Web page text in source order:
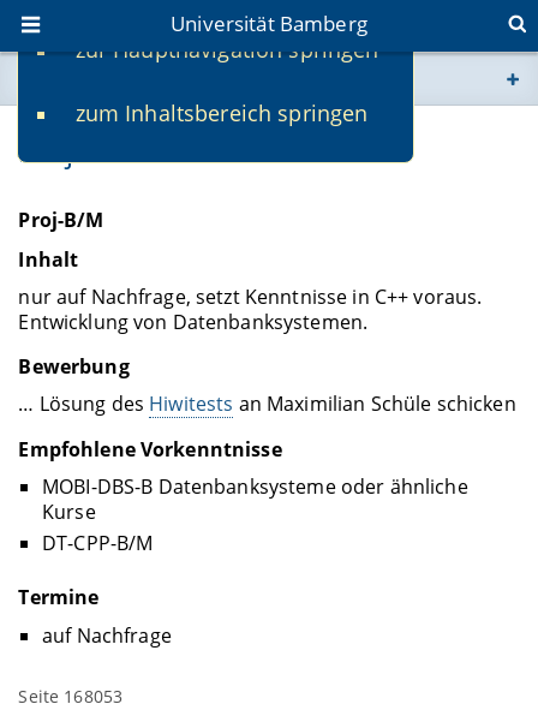
zur Hauptnavigation springen
zum Inhaltsbereich springen
Universität Bamberg
www.uni-bamberg.de
Proj-B/M
Proj-B/M
Inhalt
nur auf Nachfrage, setzt Kenntnisse in C++ voraus.
Entwicklung von Datenbanksystemen.
Bewerbung
… Lösung des Hiwitests an Maximilian Schüle schicken
Empfohlene Vorkenntnisse
MOBI-DBS-B Datenbanksysteme oder ähnliche
Kurse
DT-CPP-B/M
Termine
auf Nachfrage
Seite 168053